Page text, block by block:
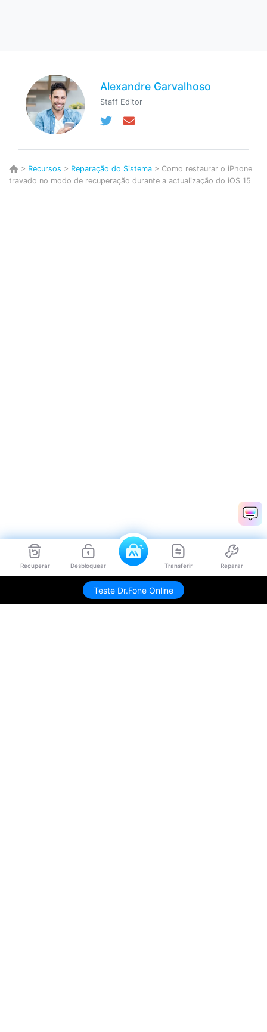
Recuperar Desbloquear Transferir Reparar
Teste Dr.Fone Online
Alexandre Garvalhoso
Staff Editor
> Recursos > Reparação do Sistema > Como restaurar o iPhone
travado no modo de recuperação durante a actualização do iOS 15